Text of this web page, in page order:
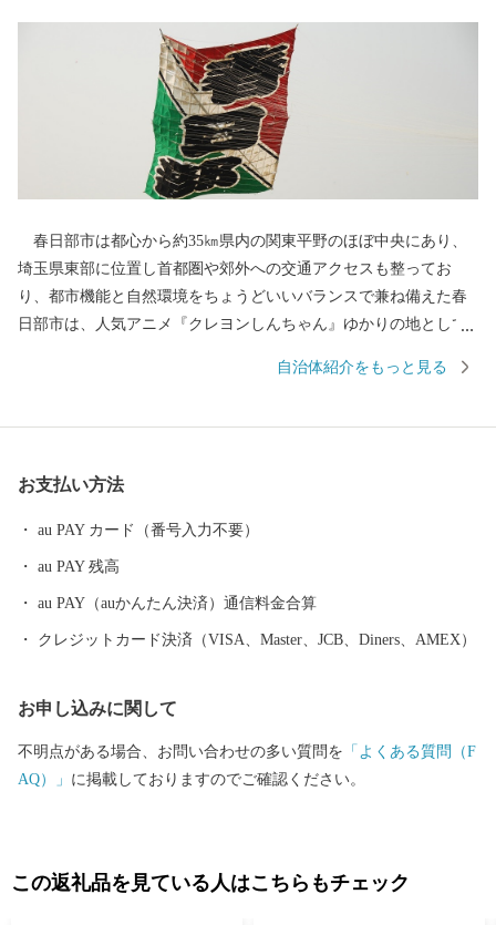
春日部市は都心から約35㎞県内の関東平野のほぼ中央にあり、
埼玉県東部に位置し首都圏や郊外への交通アクセスも整ってお
り、都市機能と自然環境をちょうどいいバランスで兼ね備えた春
日部市は、人気アニメ『クレヨンしんちゃん』ゆかりの地として
を持ち、江戸の伝統を受け継ぐ桐たんすや桐箱、江戸情緒豊かな
外郭放水路、総延長約１㎞の藤棚に彩られたふじ通りで行われる
「春日部藤まつり」や、100畳敷の大凧が江戸川の大空を勇壮に舞
な観光資源を有し、四季を通じてまちに賑わいと活気を呼び込ん
でいます。 魅力いっぱいの春日部市へ、ぜひ一度お越しくださ
自治体紹介をもっと見る
お支払い方法
au PAY カード（番号入力不要）
au PAY 残高
au PAY（auかんたん決済）通信料金合算
クレジットカード決済（VISA、Master、JCB、Diners、AMEX）
お申し込みに関して
不明点がある場合、お問い合わせの多い質問を 「よくある質問（F
AQ）」 に掲載しておりますのでご確認ください。
この返礼品を見ている人はこちらもチェック